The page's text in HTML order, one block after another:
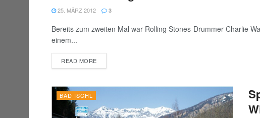
25. MÄRZ 2012 3
Bereits zum zweiten Mal war Rolling Stones-Drummer Charlie
einem...
READ MOREDETAILS
BAD ISCHL